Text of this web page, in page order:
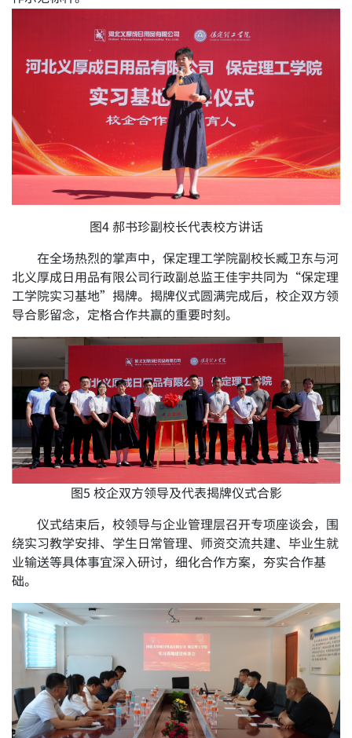
图4 郝书珍副校长代表校方讲话
在全场热烈的掌声中，保定理工学院副校长臧卫东与河
北义厚成日用品有限公司行政副总监王佳宇共同为“保定理
工学院实习基地”揭牌。揭牌仪式圆满完成后，校企双方领
导合影留念，定格合作共赢的重要时刻。
图5 校企双方领导及代表揭牌仪式合影
仪式结束后，校领导与企业管理层召开专项座谈会，围
绕实习教学安排、学生日常管理、师资交流共建、毕业生就
业输送等具体事宜深入研讨，细化合作方案，夯实合作基
础。